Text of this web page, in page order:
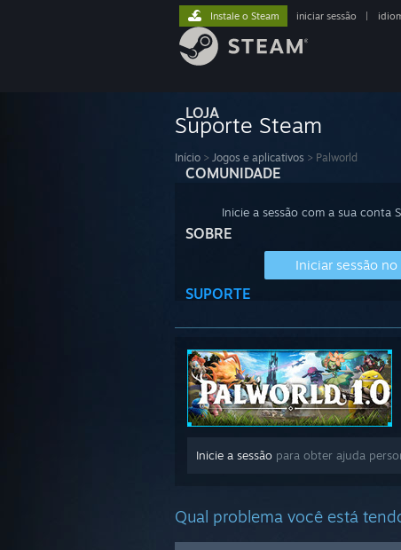
LOJA
COMUNIDADE
SOBRE
SUPORTE
Instale o Steam iniciar sessão
Suporte Steam
Início > Jogos e aplicativos > Palworld
Inicie a sessão com a sua conta
Iniciar sessão no
Inicie a sessão para obter ajuda
Qual problema você está